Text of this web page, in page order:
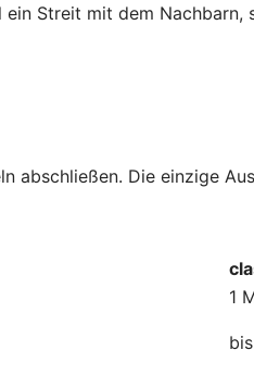
Streit mit dem Nachbarn,
abschließen. Die einzige
1